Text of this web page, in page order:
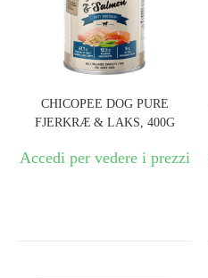
CHICOPEE DOG PURE
FJERKRÆ & LAKS, 400G
Accedi per vedere i prezzi